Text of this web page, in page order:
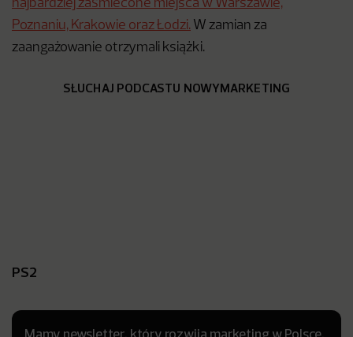
najbardziej zaśmiecone miejsca w Warszawie,
Poznaniu, Krakowie oraz Łodzi. W zamian za
zaangażowanie otrzymali książki.
SŁUCHAJ PODCASTU NOWYMARKETING
PS2